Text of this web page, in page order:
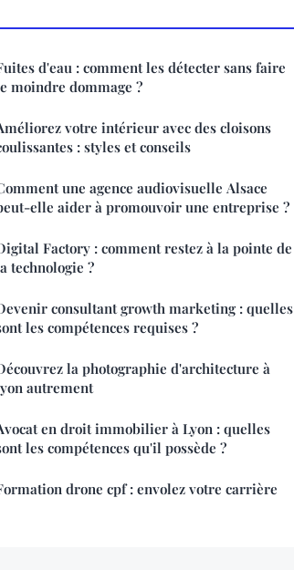
d'eau : comment les détecter sans faire
moindre dommage ?
votre intérieur avec des cloisons
: styles et conseils
une agence audiovisuelle Alsace
elle aider à promouvoir une entreprise ?
Factory : comment restez à la pointe de
technologie ?
consultant growth marketing : quelles
les compétences requises ?
la photographie d'architecture à
autrement
en droit immobilier à Lyon : quelles
les compétences qu'il possède ?
drone cpf : envolez votre carrière